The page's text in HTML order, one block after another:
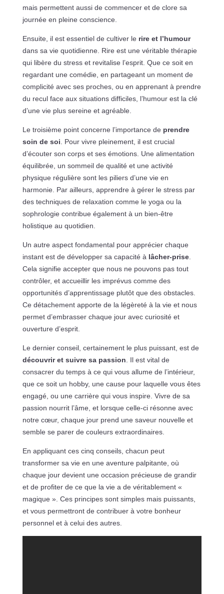
mais permettent aussi de commencer et de clore sa
journée en pleine conscience.
Ensuite, il est essentiel de cultiver le rire et l’humour
dans sa vie quotidienne. Rire est une véritable thérapie
qui libère du stress et revitalise l’esprit. Que ce soit en
regardant une comédie, en partageant un moment de
complicité avec ses proches, ou en apprenant à prendre
du recul face aux situations difficiles, l’humour est la clé
d’une vie plus sereine et agréable.
Le troisième point concerne l’importance de prendre
soin de soi . Pour vivre pleinement, il est crucial
d’écouter son corps et ses émotions. Une alimentation
équilibrée, un sommeil de qualité et une activité
physique régulière sont les piliers d’une vie en
harmonie. Par ailleurs, apprendre à gérer le stress par
des techniques de relaxation comme le yoga ou la
sophrologie contribue également à un bien-être
holistique au quotidien.
Un autre aspect fondamental pour apprécier chaque
instant est de développer sa capacité à lâcher-prise.
Cela signifie accepter que nous ne pouvons pas tout
contrôler, et accueillir les imprévus comme des
opportunités d’apprentissage plutôt que des obstacles.
Ce détachement apporte de la légèreté à la vie et nous
permet d’embrasser chaque jour avec curiosité et
ouverture d’esprit.
Le dernier conseil, certainement le plus puissant, est de
découvrir et suivre sa passion . Il est vital de
consacrer du temps à ce qui vous allume de l’intérieur,
que ce soit un hobby, une cause pour laquelle vous êtes
engagé, ou une carrière qui vous inspire. Vivre de sa
passion nourrit l’âme, et lorsque celle-ci résonne avec
notre cœur, chaque jour prend une saveur nouvelle et
semble se parer de couleurs extraordinaires.
En appliquant ces cinq conseils, chacun peut
transformer sa vie en une aventure palpitante, où
chaque jour devient une occasion précieuse de grandir
et de profiter de ce que la vie a de véritablement «
magique ». Ces principes sont simples mais puissants,
et vous permettront de contribuer à votre bonheur
personnel et à celui des autres.